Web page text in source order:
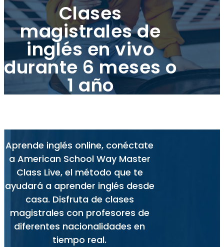
Clases
magistrales de
inglés en vivo
durante 6 meses o
1 año
Aprende inglés online, conéctate
a American School Way Master
Class Live, el método que te
ayudará a aprender inglés desde
casa. Disfruta de clases
magistrales con profesores de
diferentes nacionalidades en
tiempo real.